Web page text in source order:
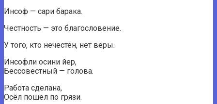
Инсоф — сари барака.
Честность — это благословение.
У того, кто нечестен, нет веры.
Инсофли осини йер,
Бессовестный — голова.
Работа сделана,
Осёл пошел по грязи.